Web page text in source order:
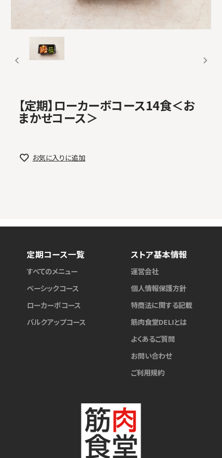
【定期】ローカーボコース14食＜お
まかせコース＞
お気に入りに追加
定期コース一覧
すべてのメニュー
ベーシックコース
ローカーボコース
バルクアップコース
ストア基本情報
運営会社
個人情報保護方針
特商法に関する記載
筋肉食堂DELIとは
よくあるご質問
お問い合わせ
ご利用規約